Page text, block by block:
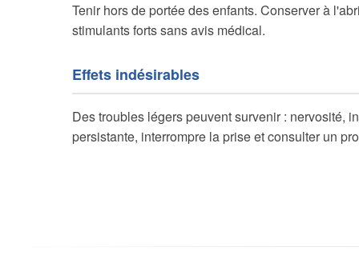
Tenir hors de portée des enfants. Conserver à
stimulants forts sans avis médical.
Effets indésirables
Des troubles légers peuvent survenir : nervosité,
persistante, interrompre la prise et consulter un